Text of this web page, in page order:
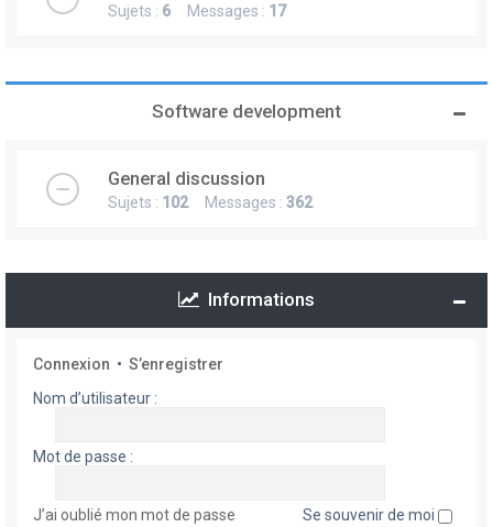
Sujets : 6 Messages : 17
Software development
General discussion
Sujets : 102Messages : 362
Informations
Connexion • S’enregistrer
Nom d’utilisateur :
Mot de passe :
J’ai oublié mon mot de passe Se souvenir de moi